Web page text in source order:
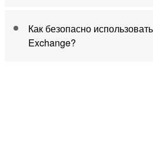
Как безопасно
Exchange?